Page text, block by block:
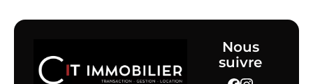
Nous
suivre